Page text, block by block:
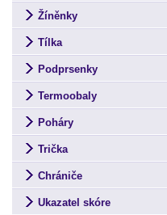
Žíněnky
Tílka
Podprsenky
Termoobaly
Poháry
Trička
Chrániče
Ukazatel skóre